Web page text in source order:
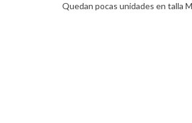
Quedan pocas unidades en talla